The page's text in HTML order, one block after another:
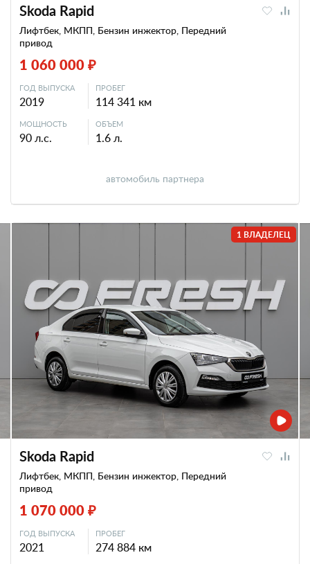
Skoda Rapid
Лифтбек, МКПП, Бензин инжектор, Передний
привод
1 060 000 ₽
ГОД ВЫПУСКА
2019
ПРОБЕГ
114 341 км
МОЩНОСТЬ
90 л.с.
ОБЪЕМ
1.6 л.
автомобиль партнера
1 ВЛАДЕЛЕЦ
Skoda Rapid
Лифтбек, МКПП, Бензин инжектор, Передний
привод
1 070 000 ₽
ГОД ВЫПУСКА
2021
ПРОБЕГ
274 884 км